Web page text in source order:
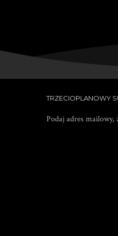
TRZECIOPLANOWY
Podaj adres mailowy,